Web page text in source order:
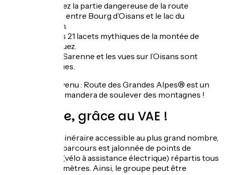
Vous évitez la partie dangereuse de la route
nationale, entre Bourg d’Oisans et le lac du
Chambon.
À vous les 21 lacets mythiques de la montée de
l’Alpe d’Huez.
Le col de Sarenne et les vues sur l’Oisans sont
magnifiques.
Vous voilà prévenu : Route des Grandes Alpes® est un
défi qui vous demandera de soulever des montagnes !
Plus facile, grâce au VAE !
Pour rendre l’itinéraire accessible au plus grand nombre,
l’intégralité du parcours est jalonnée de points de
recharge VAE (vélo à assistance électrique) répartis tous
les 30 à 40 kilomètres. Ainsi, le groupe peut être